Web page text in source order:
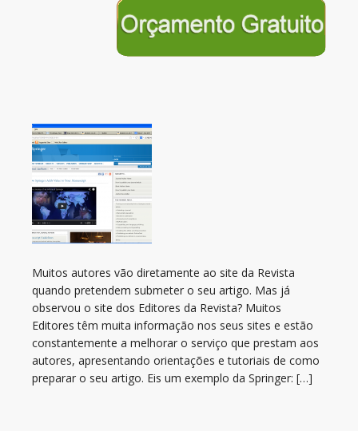
Muitos autores vão diretamente ao site da Revista
quando pretendem submeter o seu artigo. Mas já
observou o site dos Editores da Revista? Muitos
Editores têm muita informação nos seus sites e estão
constantemente a melhorar o serviço que prestam aos
autores, apresentando orientações e tutoriais de como
preparar o seu artigo. Eis um exemplo da Springer: […]